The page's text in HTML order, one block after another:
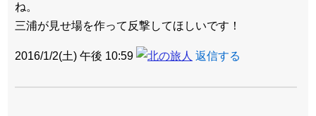
ね。
三浦が見せ場を作って反撃してほしいです！
2016/1/2(土) 午後 10:59 返信する